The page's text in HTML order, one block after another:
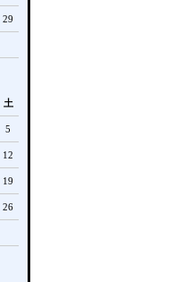
29
土
5
12
19
26